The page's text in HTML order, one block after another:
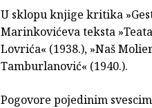
U sklopu knjige kritika
Marinkovićeva teksta
Lovrića« (1938.), »Naš
Tamburlanović« (1940.).
Pogovore pojedinim